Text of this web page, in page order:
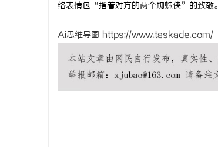
络表情包“指着对方的两个蜘蛛侠”的致敬。
Ai思维导图 https://www.taskade.com/